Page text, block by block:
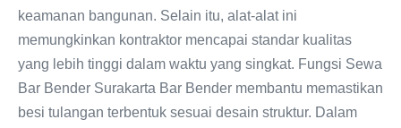
keamanan bangunan. Selain itu, alat-alat ini
memungkinkan kontraktor mencapai standar kualitas
yang lebih tinggi dalam waktu yang singkat. Fungsi Sewa
Bar Bender Surakarta Bar Bender membantu memastikan
besi tulangan terbentuk sesuai desain struktur. Dalam